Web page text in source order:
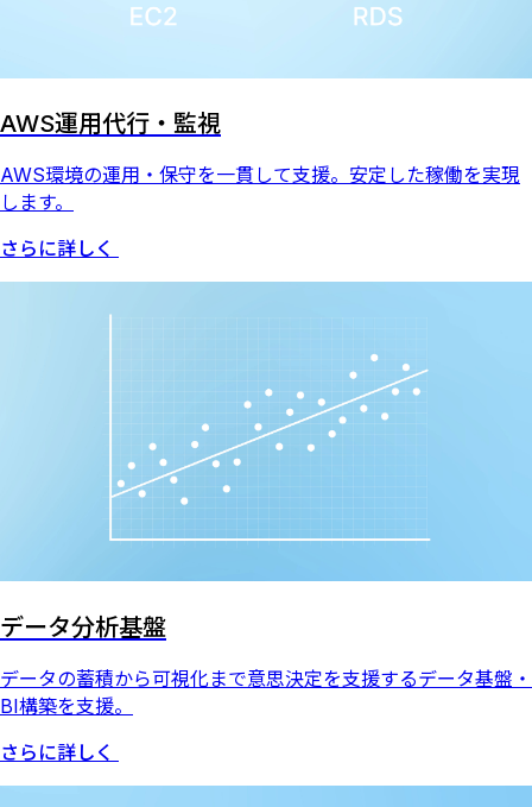
AWS運用代行・監視
AWS環境の運用・保守を一貫して支援。安定した稼働を実現
します。
さらに詳しく
データ分析基盤
データの蓄積から可視化まで意思決定を支援するデータ基盤・
BI構築を支援。
さらに詳しく